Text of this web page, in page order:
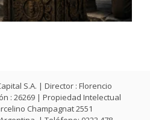
S.A. | Director : Florencio
: 26269 | Propiedad Intelectual
Champagnat 2551